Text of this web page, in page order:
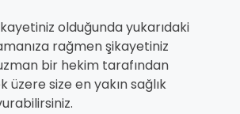
olduğunda yukarıdaki
rağmen şikayetiniz
bir hekim tarafından
size en yakın sağlık